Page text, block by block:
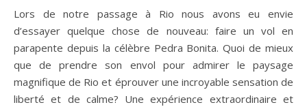
Lors de notre passage à Rio nous avons eu envie
d’essayer quelque chose de nouveau: faire un vol en
parapente depuis la célèbre Pedra Bonita. Quoi de mieux
que de prendre son envol pour admirer le paysage
magnifique de Rio et éprouver une incroyable sensation de
liberté et de calme? Une expérience extraordinaire et